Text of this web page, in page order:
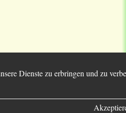
Dienste zu erbringen und zu